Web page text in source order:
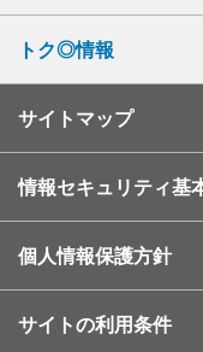
トク◎情報
サイトマップ
情報セキュリティ基
個人情報保護方針
サイトの利用条件